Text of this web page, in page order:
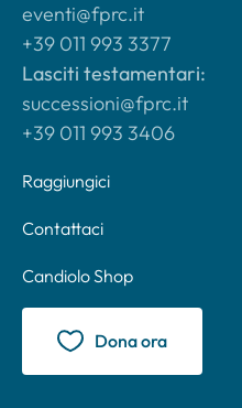
eventi@fprc.it
+39 011 993 3377
Lasciti testamentari:
successioni@fprc.it
+39 011 993 3406
Raggiungici
Contattaci
Candiolo Shop
Dona ora